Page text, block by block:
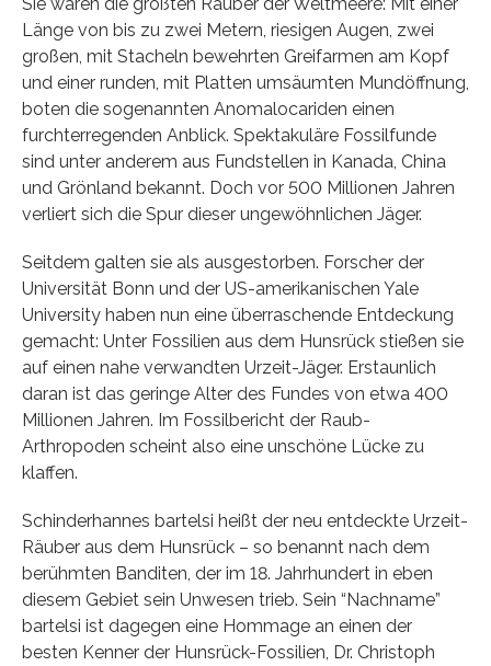
Länge von bis zu zwei Metern, riesigen Augen, zwei
großen, mit Stacheln bewehrten Greifarmen am Kopf
und einer runden, mit Platten umsäumten Mundöffnung,
boten die sogenannten Anomalocariden einen
furchterregenden Anblick. Spektakuläre Fossilfunde
sind unter anderem aus Fundstellen in Kanada, China
und Grönland bekannt. Doch vor 500 Millionen Jahren
verliert sich die Spur dieser ungewöhnlichen Jäger.
Seitdem galten sie als ausgestorben. Forscher der
Universität Bonn und der US-amerikanischen Yale
University haben nun eine überraschende Entdeckung
gemacht: Unter Fossilien aus dem Hunsrück stießen sie
auf einen nahe verwandten Urzeit-Jäger. Erstaunlich
daran ist das geringe Alter des Fundes von etwa 400
Millionen Jahren. Im Fossilbericht der Raub-
Arthropoden scheint also eine unschöne Lücke zu
klaffen.
Schinderhannes bartelsi heißt der neu entdeckte Urzeit-
Räuber aus dem Hunsrück – so benannt nach dem
berühmten Banditen, der im 18. Jahrhundert in eben
diesem Gebiet sein Unwesen trieb. Sein “Nachname”
bartelsi ist dagegen eine Hommage an einen der
besten Kenner der Hunsrück-Fossilien, Dr. Christoph